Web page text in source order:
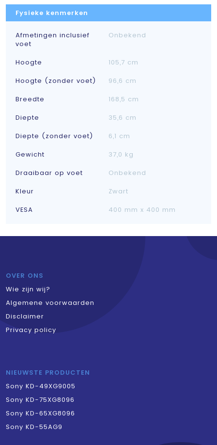
Fysieke kenmerken
Afmetingen inclusief
voet
Onbekend
Hoogte
105,7 cm
Hoogte (zonder voet)
96,6 cm
Breedte
168,5 cm
Diepte
35,6 cm
Diepte (zonder voet)
6,1 cm
Gewicht
37,0 kg
Draaibaar op voet
Onbekend
Kleur
Zwart
VESA
400 mm x 400 mm
OVER ONS
Wie zijn wij?
Algemene voorwaarden
Disclaimer
Privacy policy
NIEUWSTE PRODUCTEN
Sony KD-49XG9005
Sony KD-75XG8096
Sony KD-65XG8096
Sony KD-55AG9